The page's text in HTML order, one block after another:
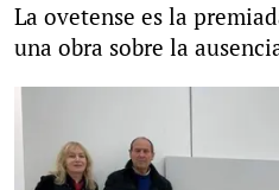
La ovetense es la
una obra sobre la